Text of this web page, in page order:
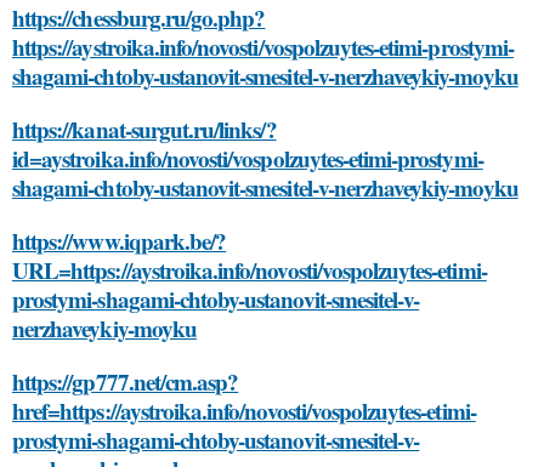
https://chessburg.ru/go.php?
https://aystroika.info/novosti/vospolzuytes-etimi-prostymi-
shagami-chtoby-ustanovit-smesitel-v-nerzhaveykiy-moyku
https://kanat-surgut.ru/links/?
id=aystroika.info/novosti/vospolzuytes-etimi-prostymi-
shagami-chtoby-ustanovit-smesitel-v-nerzhaveykiy-moyku
https://www.iqpark.be/?
URL=https://aystroika.info/novosti/vospolzuytes-etimi-
prostymi-shagami-chtoby-ustanovit-smesitel-v-
nerzhaveykiy-moyku
https://gp777.net/cm.asp?
href=https://aystroika.info/novosti/vospolzuytes-etimi-
prostymi-shagami-chtoby-ustanovit-smesitel-v-